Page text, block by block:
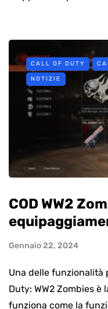
CALL OF DUTY
NOTIZIE
COD WW2
Gennaio 22, 2024
Una delle funzionalità
Duty: WW2 Zombies
funziona come la